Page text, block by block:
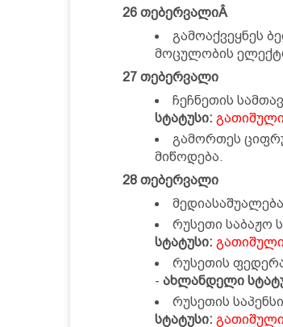
26 თებერვალიÂ
გამოაქვეყნეს
მოცულობის
27 თებერვალი
ჩეჩნეთის
სტატუსი:
გამორთეს
მიწოდება.
28 თებერვალი
მედიასაშუალება
რუსეთი საბაჟო
სტატუსი:
რუსეთის
- ახლანდელი
რუსეთის
სტატუსი: